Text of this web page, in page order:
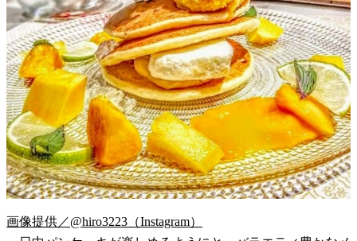
画像提供／@hiro3223（Instagram）